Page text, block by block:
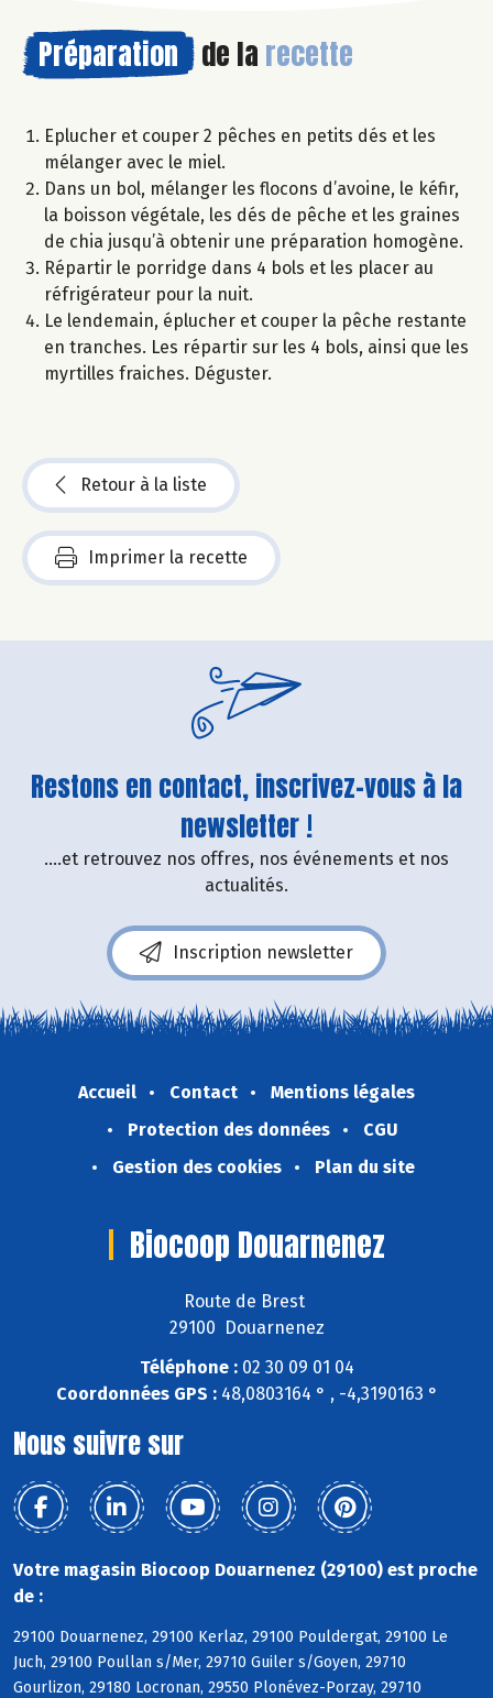
Préparation de la recette
Eplucher et couper 2 pêches en petits dés et les
mélanger avec le miel.
Dans un bol, mélanger les flocons d’avoine, le kéfir,
la boisson végétale, les dés de pêche et les graines
de chia jusqu’à obtenir une préparation homogène.
Répartir le porridge dans 4 bols et les placer au
réfrigérateur pour la nuit.
Le lendemain, éplucher et couper la pêche restante
en tranches. Les répartir sur les 4 bols, ainsi que les
myrtilles fraiches. Déguster.
Retour à la liste
Imprimer la recette
Restons en contact, inscrivez-vous à la
newsletter !
....et retrouvez nos offres, nos événements et nos
actualités.
Inscription newsletter
Accueil Contact
Mentions légales
Protection des données
CGU
Gestion des cookies
Plan du site
Biocoop Douarnenez
Route de Brest
29100 Douarnenez
Téléphone :02 30 09 01 04
Coordonnées GPS :48,0803164 ° , -4,3190163 °
Nous suivre sur
Votre magasin Biocoop Douarnenez (29100) est proche
de :
29100 Douarnenez, 29100 Kerlaz, 29100 Pouldergat, 29100 Le
Juch, 29100 Poullan s/Mer, 29710 Guiler s/Goyen, 29710
Gourlizon, 29180 Locronan, 29550 Plonévez-Porzay, 29710